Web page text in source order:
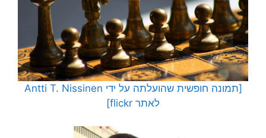
[תמונה חופשית שהועלתה על ידי Antti T. Nissinen
לאתר flickr]